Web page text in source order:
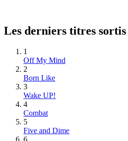
Les derniers titres sortis
1
Off My Mind
2
Born Like
3
Wake UP!
4
Combat
5
Five and Dime
6